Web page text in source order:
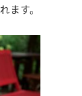
ます。